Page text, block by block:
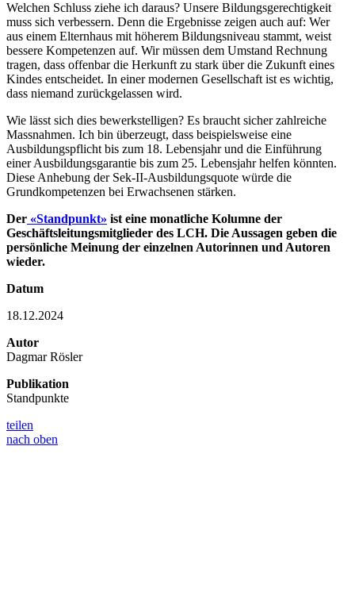
Welchen Schluss ziehe ich daraus? Unsere Bildungsgerechtigkeit
muss sich verbessern. Denn die Ergebnisse zeigen auch auf: Wer
aus einem Elternhaus mit höherem Bildungsniveau stammt, weist
bessere Kompetenzen auf. Wir müssen dem Umstand Rechnung
tragen, dass offenbar die Herkunft zu stark über die Zukunft eines
Kindes entscheidet. In einer modernen Gesellschaft ist es wichtig,
dass niemand zurückgelassen wird.
Wie lässt sich dies bewerkstelligen? Es braucht sicher zahlreiche
Massnahmen. Ich bin überzeugt, dass beispielsweise eine
Ausbildungspflicht bis zum 18. Lebensjahr und die Einführung
einer Ausbildungsgarantie bis zum 25. Lebensjahr helfen könnten.
Diese Anhebung der Sek-II-Ausbildungsquote würde die
Grundkompetenzen bei Erwachsenen stärken.
Der «Standpunkt» ist eine monatliche Kolumne der
Geschäftsleitungsmitglieder des LCH. Die Aussagen geben die
persönliche Meinung der einzelnen Autorinnen und Autoren
wieder.
Datum
18.12.2024
Autor
Dagmar Rösler
Publikation
Standpunkte
teilen
nach oben